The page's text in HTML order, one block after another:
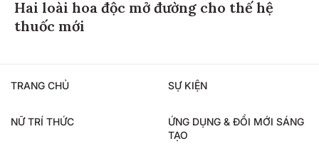
Hai loài hoa độc mở đường cho thế hệ
thuốc mới
TRANG CHỦ SỰ KIỆN
NỮ TRÍ THỨC
ỨNG DỤNG & ĐỔI MỚI SÁNG
TẠO